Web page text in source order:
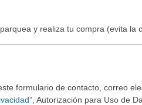
y realiza tu compra (evita la
formulario de contacto, correo
”, Autorización para Uso de